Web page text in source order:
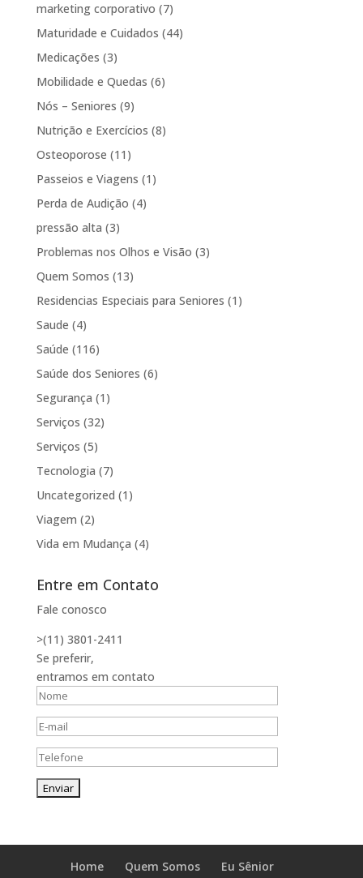
marketing corporativo (7)
Maturidade e Cuidados (44)
Medicações (3)
Mobilidade e Quedas (6)
Nós – Seniores (9)
Nutrição e Exercícios (8)
Osteoporose (11)
Passeios e Viagens (1)
Perda de Audição (4)
pressão alta (3)
Problemas nos Olhos e Visão (3)
Quem Somos (13)
Residencias Especiais para Seniores (1)
Saude (4)
Saúde (116)
Saúde dos Seniores (6)
Segurança (1)
Serviços (32)
Serviços (5)
Tecnologia (7)
Uncategorized (1)
Viagem (2)
Vida em Mudança (4)
Entre em Contato
Fale conosco
>(11) 3801-2411
Se preferir,
entramos em contato
Home Quem Somos
Eu Sênior